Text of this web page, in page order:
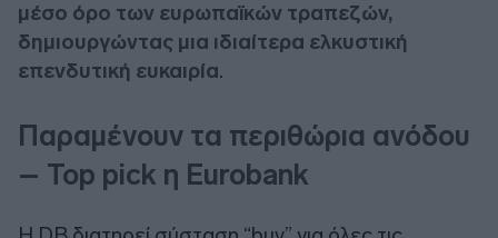
μέσο όρο των ευρωπαϊκών τραπεζών,
δημιουργώντας μια ιδιαίτερα ελκυστική
επενδυτική ευκαιρία.
Παραμένουν τα περιθώρια ανόδου
– Top pick η Eurobank